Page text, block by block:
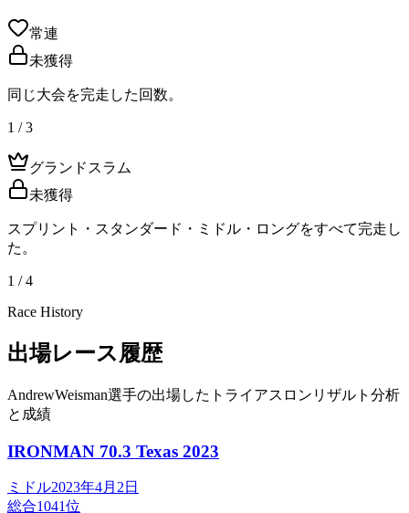
常連
未獲得
同じ大会を完走した回数。
1 / 3
グランドスラム
未獲得
スプリント・スタンダード・ミドル・ロングをすべて完走し
た。
1 / 4
Race History
出場レース履歴
AndrewWeisman選手の出場したトライアスロンリザルト分析
と成績
IRONMAN 70.3 Texas 2023
ミドル2023年4月2日
総合1041位